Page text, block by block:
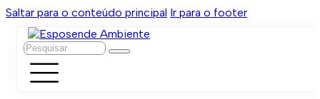
Saltar para o conteúdo principal Ir para o footer
Pesquisar